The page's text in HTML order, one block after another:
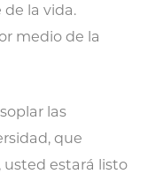
de la vida.
medio de la
las
que
estará listo